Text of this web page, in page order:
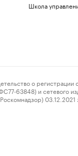
Школа
о регистрации
63848) и сетевого